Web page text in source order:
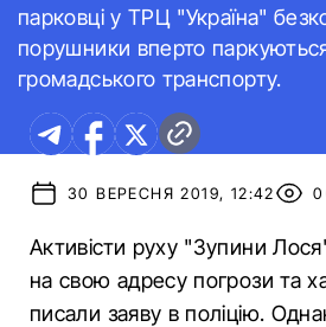
парковці у ТРЦ "Україна"
порушники вперто
громадського транспорту.
30 ВЕРЕСНЯ 2019, 12:42 0
Активісти руху "Зупини
на свою адресу погрози та
писали заяву в поліцію.